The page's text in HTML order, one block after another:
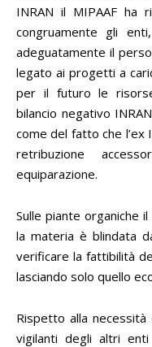
INRAN il MIPAAF ha
congruamente gli
adeguatamente il
legato ai progetti a
per il futuro le
bilancio negativo
come del fatto che l’ex
retribuzione
equiparazione.
Sulle piante organiche
la materia è blindata
verificare la fattibilità
lasciando solo quello
Rispetto alla
vigilanti degli altri